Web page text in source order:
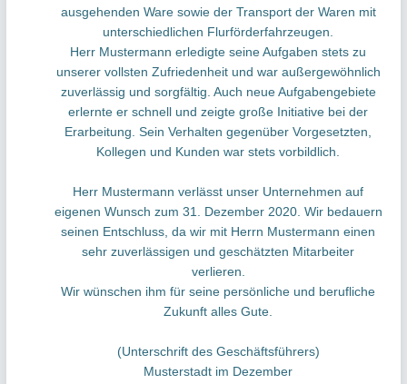
ausgehenden Ware sowie der Transport der Waren mit
unterschiedlichen Flurförderfahrzeugen.
Herr Mustermann erledigte seine Aufgaben stets zu
unserer vollsten Zufriedenheit und war außergewöhnlich
zuverlässig und sorgfältig. Auch neue Aufgabengebiete
erlernte er schnell und zeigte große Initiative bei der
Erarbeitung. Sein Verhalten gegenüber Vorgesetzten,
Kollegen und Kunden war stets vorbildlich.
Herr Mustermann verlässt unser Unternehmen auf
eigenen Wunsch zum 31. Dezember 2020. Wir bedauern
seinen Entschluss, da wir mit Herrn Mustermann einen
sehr zuverlässigen und geschätzten Mitarbeiter
verlieren.
Wir wünschen ihm für seine persönliche und berufliche
Zukunft alles Gute.
(Unterschrift des Geschäftsführers)
Musterstadt im Dezember